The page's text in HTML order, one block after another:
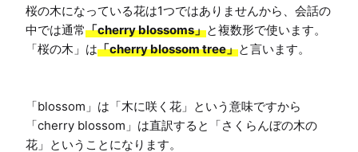
桜の木になっている花は1つではありませんから、会話の
中では通常「cherry blossoms」と複数形で使います。
「桜の木」は「cherry blossom tree」と言います。
「blossom」は「木に咲く花」という意味ですから
「cherry blossom」は直訳すると「さくらんぼの木の
花」ということになります。